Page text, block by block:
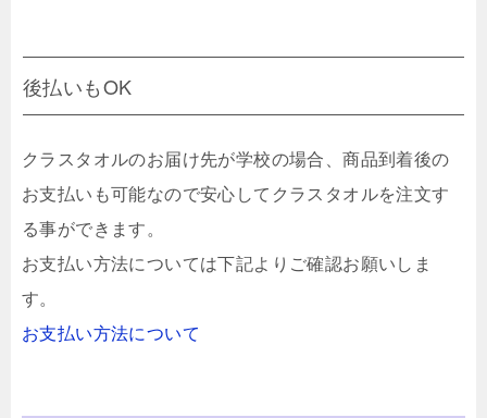
後払いもOK
クラスタオルのお届け先が学校の場合、商品到着後の
お支払いも可能なので安心してクラスタオルを注文す
る事ができます。
お支払い方法については下記よりご確認お願いしま
す。
お支払い方法について